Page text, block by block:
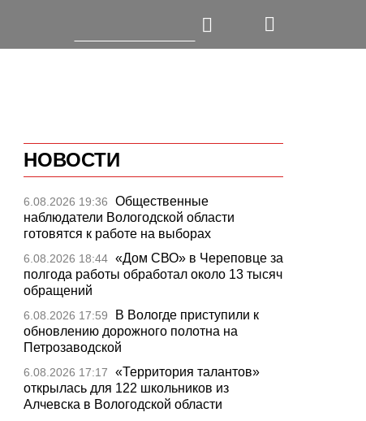
НОВОСТИ
6.08.2026 19:36
Общественные
наблюдатели Вологодской области
готовятся к работе на выборах
6.08.2026 18:44 «Дом СВО» в Череповце за
полгода работы обработал около 13 тысяч
обращений
6.08.2026 17:59
В Вологде приступили к
обновлению дорожного полотна на
Петрозаводской
6.08.2026 17:17
«Территория талантов»
открылась для 122 школьников из
Алчевска в Вологодской области